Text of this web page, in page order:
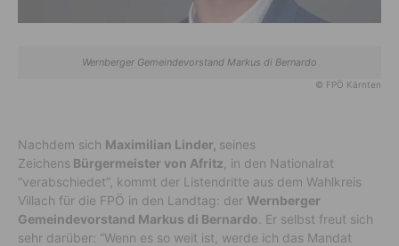
Wernberger Gemeindevorstand Markus di Bernardo
© FPÖ Kärnten
Nachdem sich Maximilian Linder, seines
Zeichens Bürgermeister von Afritz , in den Nationalrat
“verabschiedet”, kommt der Listendritte aus dem Wahlkreis
Villach für die FPÖ in den Landtag: der Wernberger
Gemeindevorstand Markus di Bernardo . Er selbst freut sich
sehr darüber: “Wenn es so weit ist, werde ich das Mandat